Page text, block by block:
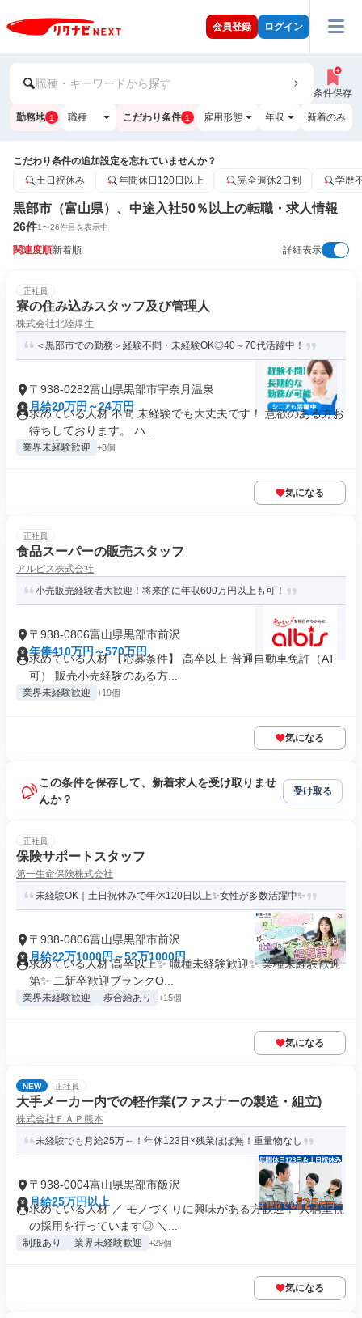
会員登録 ログイン
職種・キーワードから探す
条件保存
勤務地 1 職種 こだわり条件 1 雇用形態 年収 新着のみ
こだわり条件の追加設定を忘れていませんか？
土日祝休み
年間休日120日以上 完全週休2日制 学歴
黒部市（富山県）、中途入社50％以上の転職・求人情報
26件1〜26件目を表示中
関連度順新着順 詳細表示
正社員
寮の住み込みスタッフ及び管理人
株式会社北陸厚生
＜黒部市での勤務＞経験不問・未経験OK◎40～70代活躍中！
〒938-0282富山県黒部市宇奈月温泉
月給20万円～24万円
求めている人材 不問 未経験でも大丈夫です！ 意欲のある方お
待ちしております。 ハ...
業界未経験歓迎 +8個
気になる
正社員
食品スーパーの販売スタッフ
アルビス株式会社
小売販売経験者大歓迎！将来的に年収600万円以上も可！
〒938-0806富山県黒部市前沢
年俸410万円～570万円
求めている人材 【応募条件】 高卒以上 普通自動車免許（AT
可） 販売小売経験のある方...
業界未経験歓迎 +19個
気になる
この条件を保存して、新着求人を受け取りませ
んか？
受け取る
正社員
保険サポートスタッフ
第一生命保険株式会社
未経験OK｜土日祝休みで年休120日以上✨女性が多数活躍中✨
〒938-0806富山県黒部市前沢
月給22万1000円～52万1000円
求めている人材 高卒以上✨ 職種未経験歓迎✨ 業種未経験歓迎
第✨ 二新卒歓迎ブランクO...
業界未経験歓迎 歩合給あり +15個
気になる
NEW 正社員
大手メーカー内での軽作業(ファスナーの製造・組立)
株式会社ＦＡＰ熊本
未経験でも月給25万～！年休123日×残業ほぼ無！重量物なし
〒938-0004富山県黒部市飯沢
月給25万円以上
求めている人材 ／ モノづくりに興味がある方歓迎！ 人柄重視
の採用を行っています◎ ＼...
制服あり 業界未経験歓迎 +29個
気になる